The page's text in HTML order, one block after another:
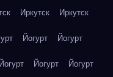
Иркутск Иркутск
Йогурт Йогурт
Йогурт Йогурт Йогурт